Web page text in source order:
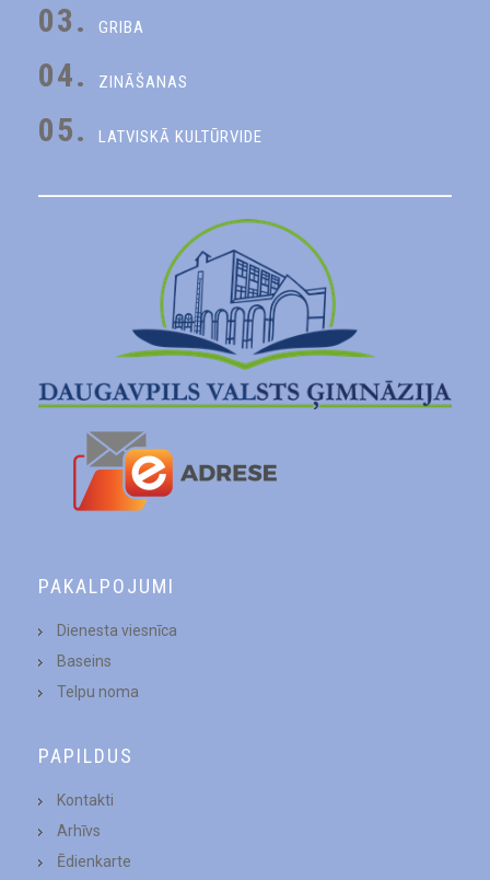
03. GRIBA
04. ZINĀŠANAS
05. LATVISKĀ KULTŪRVIDE
PAKALPOJUMI
Dienesta viesnīca
Baseins
Telpu noma
PAPILDUS
Kontakti
Arhīvs
Ēdienkarte